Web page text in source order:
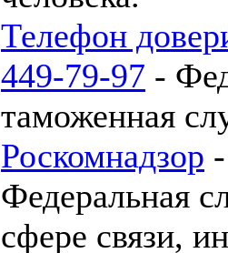
Телефон
449-79-97 -
таможенная
Роскомнадзор
Федеральная
сфере связи,